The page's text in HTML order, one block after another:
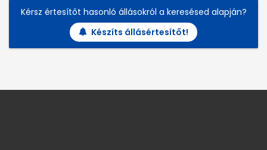
Kérsz értesítőt hasonló állásokról a keresésed alapján?
Készíts állásértesítőt!